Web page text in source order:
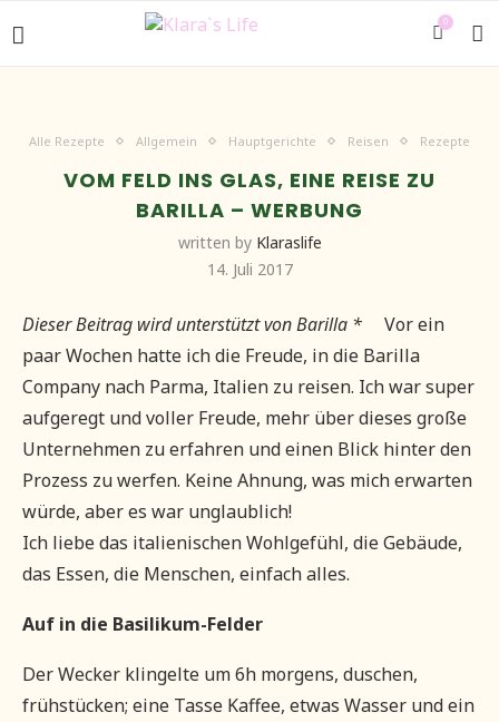
0
Alle Rezepte Allgemein Hauptgerichte Reisen Rezepte
VOM FELD INS GLAS, EINE REISE ZU
BARILLA – WERBUNG
written by Klaraslife
14. Juli 2017
Dieser Beitrag wird unterstützt von Barilla *
Vor ein
paar Wochen hatte ich die Freude, in die Barilla
Company nach Parma, Italien zu reisen. Ich war super
aufgeregt und voller Freude, mehr über dieses große
Unternehmen zu erfahren und einen Blick hinter den
Prozess zu werfen. Keine Ahnung, was mich erwarten
würde, aber es war unglaublich!
Ich liebe das italienischen Wohlgefühl, die Gebäude,
das Essen, die Menschen, einfach alles.
Auf in die Basilikum-Felder
Der Wecker klingelte um 6h morgens, duschen,
frühstücken; eine Tasse Kaffee, etwas Wasser und ein